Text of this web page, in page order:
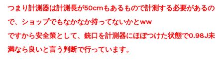
つまり計測器は計測長が50cmもあるもので計測する必要があるの
で、ショップでもなかなか持ってないかとww
ですから安全策として、銃口を計測器にほぼつけた状態で0.98J未
満なら良いと言う判断で行っています。